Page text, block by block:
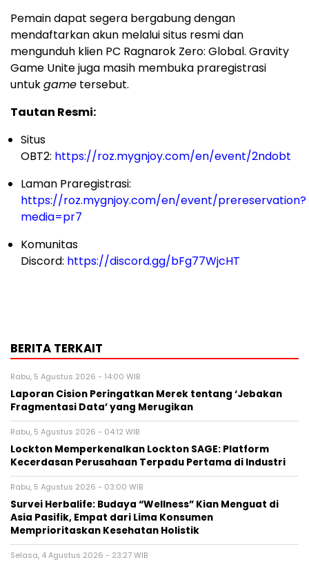
Pemain dapat segera bergabung dengan
mendaftarkan akun melalui situs resmi dan
mengunduh klien PC Ragnarok Zero: Global. Gravity
Game Unite juga masih membuka praregistrasi
untukgame tersebut.
Tautan Resmi:
Situs
OBT2: https://roz.mygnjoy.com/en/event/2ndobt
Laman Praregistrasi:
https://roz.mygnjoy.com/en/event/prereservation?
media=pr7
Komunitas
Discord: https://discord.gg/bFg77WjcHT
BERITA TERKAIT
Rabu, 5 Agustus 2026 - 14:00 WIB
Laporan Cision Peringatkan Merek tentang ‘Jebakan
Fragmentasi Data’ yang Merugikan
Rabu, 5 Agustus 2026 - 04:12 WIB
Lockton Memperkenalkan Lockton SAGE: Platform
Kecerdasan Perusahaan Terpadu Pertama di Industri
Rabu, 5 Agustus 2026 - 03:00 WIB
Survei Herbalife: Budaya “Wellness” Kian Menguat di
Asia Pasifik, Empat dari Lima Konsumen
Memprioritaskan Kesehatan Holistik
Selasa, 4 Agustus 2026 - 23:27 WIB